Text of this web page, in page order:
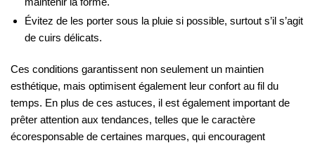
Évitez de les porter sous la pluie si possible, surtout s’il s’agit
de cuirs délicats.
Ces conditions garantissent non seulement un maintien
esthétique, mais optimisent également leur confort au fil du
temps. En plus de ces astuces, il est également important de
prêter attention aux tendances, telles que le caractère
écoresponsable de certaines marques, qui encouragent